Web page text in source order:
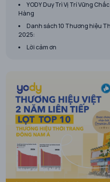
YODY Duy Trì Vị Trí Vững
Hàng
Danh sách 10 Thương hiệu
2025:
Lời cảm ơn